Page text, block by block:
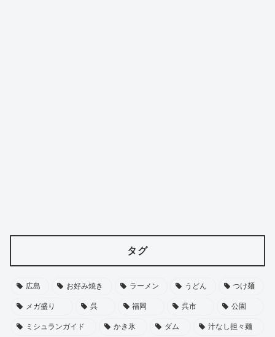
タグ
広島 お好み焼き ラーメン うどん つけ麺
メガ盛り 呉 福岡 呉市 公園
ミシュランガイド かき氷 ダム 汁なし担々麺